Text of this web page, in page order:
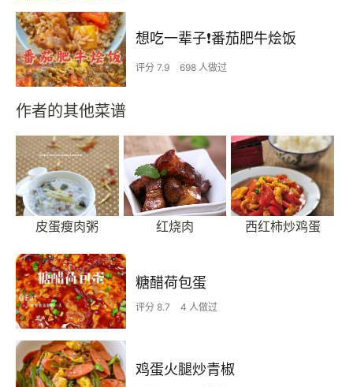
想吃一辈子❗️番茄肥牛烩饭
评分 7.9 698 人做过
作者的其他菜谱
皮蛋瘦肉粥 红烧肉 西红柿炒鸡蛋
糖醋荷包蛋
评分 8.7 4 人做过
鸡蛋火腿炒青椒